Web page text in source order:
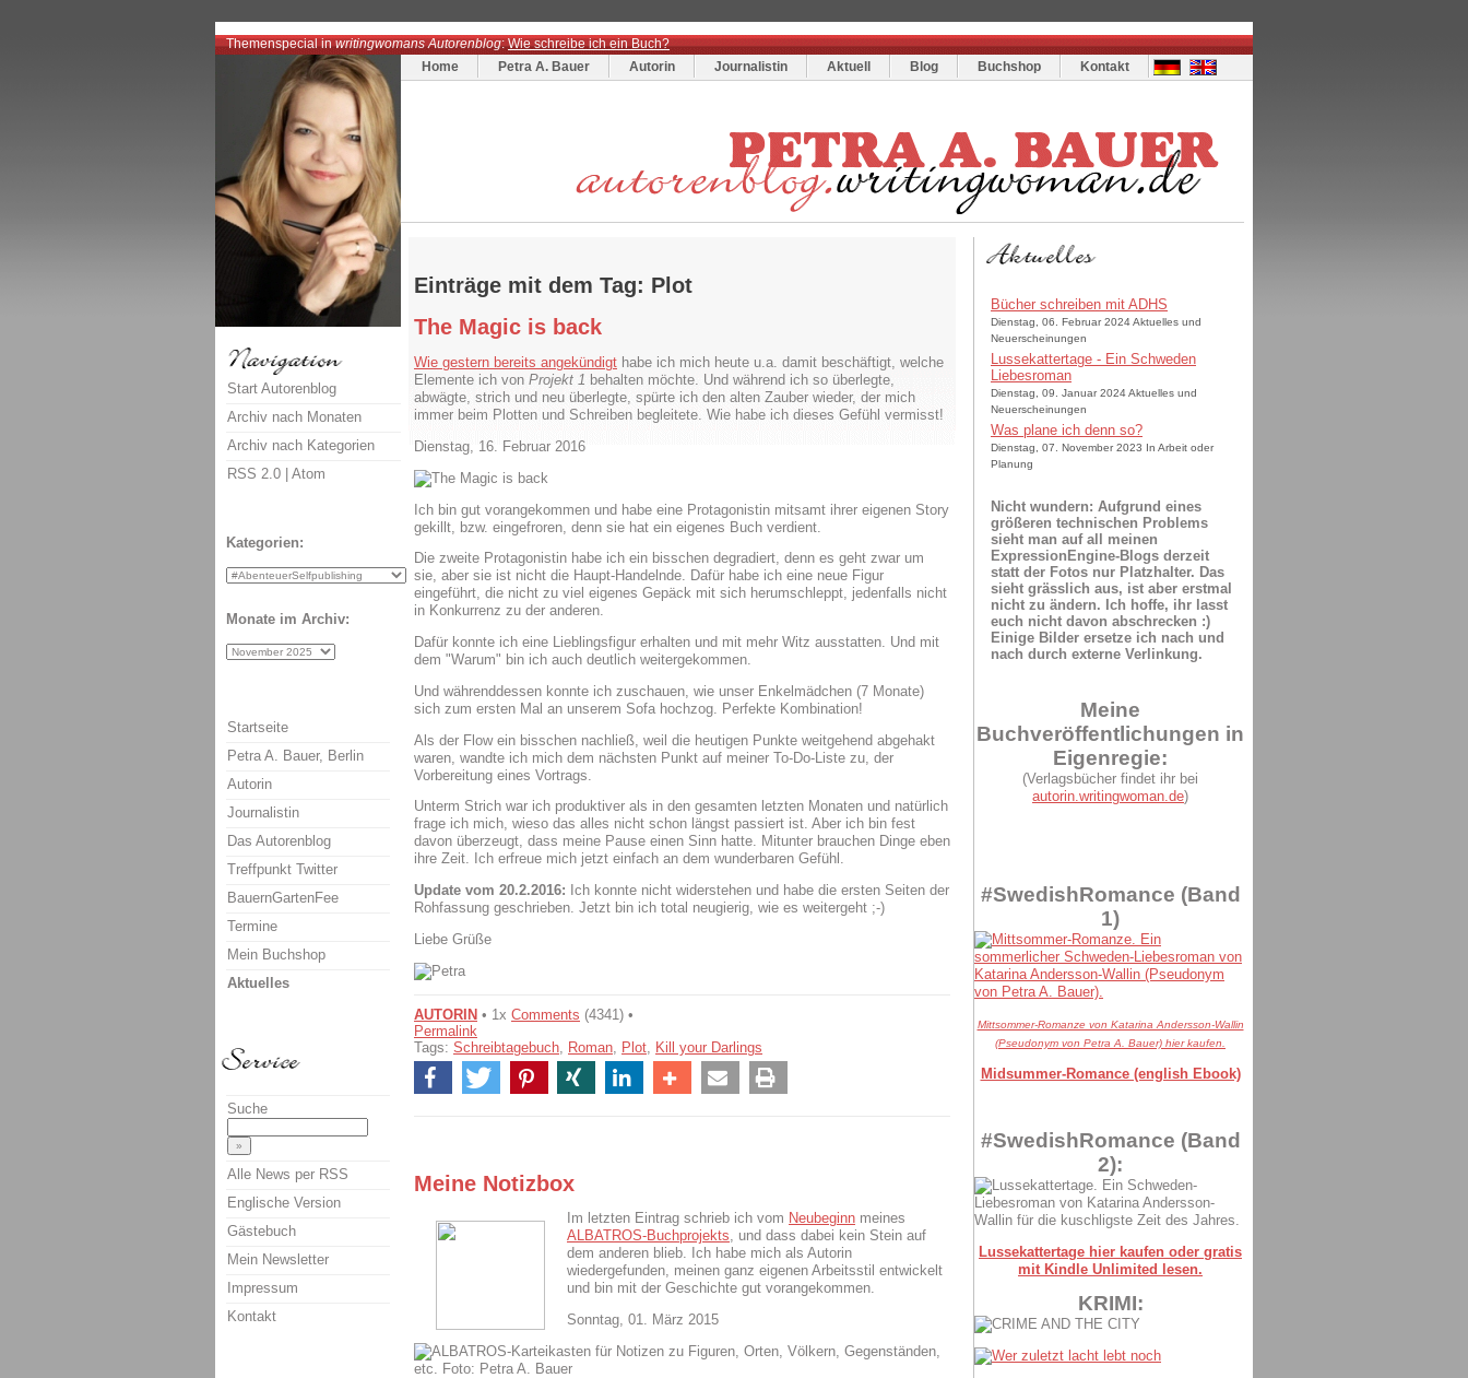
Themenspecial inwritingwomans Autorenblog:Wie schreibe ich ein Buch?
Home
Petra A. Bauer Autorin Journalistin Aktuell Blog Buchshop Kontakt
Einträge mit dem Tag: Plot
The Magic is back
Wie gestern bereits angekündigt habe ich mich heute u.a. damit beschäftigt, welche
Elemente ich von Projekt 1 behalten möchte. Und während ich so überlegte,
abwägte, strich und neu überlegte, spürte ich den alten Zauber wieder, der mich
immer beim Plotten und Schreiben begleitete. Wie habe ich dieses Gefühl vermisst!
Dienstag, 16. Februar 2016
Ich bin gut vorangekommen und habe eine Protagonistin mitsamt ihrer eigenen Story
gekillt, bzw. eingefroren, denn sie hat ein eigenes Buch verdient.
Die zweite Protagonistin habe ich ein bisschen degradiert, denn es geht zwar um
sie, aber sie ist nicht die Haupt-Handelnde. Dafür habe ich eine neue Figur
eingeführt, die nicht zu viel eigenes Gepäck mit sich herumschleppt, jedenfalls nicht
in Konkurrenz zu der anderen.
Dafür konnte ich eine Lieblingsfigur erhalten und mit mehr Witz ausstatten. Und mit
dem "Warum" bin ich auch deutlich weitergekommen.
Und währenddessen konnte ich zuschauen, wie unser Enkelmädchen (7 Monate)
sich zum ersten Mal an unserem Sofa hochzog. Perfekte Kombination!
Als der Flow ein bisschen nachließ, weil die heutigen Punkte weitgehend abgehakt
waren, wandte ich mich dem nächsten Punkt auf meiner To-Do-Liste zu, der
Vorbereitung eines Vortrags.
Unterm Strich war ich produktiver als in den gesamten letzten Monaten und natürlich
frage ich mich, wieso das alles nicht schon längst passiert ist. Aber ich bin fest
davon überzeugt, dass meine Pause einen Sinn hatte. Mitunter brauchen Dinge eben
ihre Zeit. Ich erfreue mich jetzt einfach an dem wunderbaren Gefühl.
Update vom 20.2.2016: Ich konnte nicht widerstehen und habe die ersten Seiten der
Rohfassung geschrieben. Jetzt bin ich total neugierig, wie es weitergeht ;-)
Liebe Grüße
AUTORIN • 1x Comments (4341) •
Permalink
Tags: Schreibtagebuch Roman Plot Kill your Darlings
Meine Notizbox
Im letzten Eintrag schrieb ich vom Neubeginn meines
ALBATROS-Buchprojekts, und dass dabei kein Stein auf
dem anderen blieb. Ich habe mich als Autorin
wiedergefunden, meinen ganz eigenen Arbeitsstil entwickelt
und bin mit der Geschichte gut vorangekommen.
Sonntag, 01. März 2015
Bücher schreiben mit ADHS
Dienstag, 06. Februar 2024 Aktuelles und
Neuerscheinungen
Lussekattertage - Ein Schweden
Liebesroman
Dienstag, 09. Januar 2024 Aktuelles und
Neuerscheinungen
Was plane ich denn so?
Dienstag, 07. November 2023 In Arbeit oder
Planung
Nicht wundern: Aufgrund eines
größeren technischen Problems
sieht man auf all meinen
ExpressionEngine-Blogs derzeit
statt der Fotos nur Platzhalter. Das
sieht grässlich aus, ist aber erstmal
nicht zu ändern. Ich hoffe, ihr lasst
euch nicht davon abschrecken :)
Einige Bilder ersetze ich nach und
nach durch externe Verlinkung.
Meine
Buchveröffentlichungen in
Eigenregie:
(Verlagsbücher findet ihr bei
autorin.writingwoman.de)
#SwedishRomance (Band
1)
Mittsommer-Romanze von Katarina Andersson-Wallin
(Pseudonym von Petra A. Bauer) hier kaufen.
Midsummer-Romance (english Ebook)
#SwedishRomance (Band
2):
Lussekattertage hier kaufen oder gratis
mit Kindle Unlimited lesen.
KRIMI:
Start Autorenblog
Archiv nach Monaten
Archiv nach Kategorien
RSS 2.0 | Atom
Kategorien:
Monate im Archiv:
Startseite
Petra A. Bauer, Berlin
Autorin
Journalistin
Das Autorenblog
Treffpunkt Twitter
BauernGartenFee
Termine
Mein Buchshop
Aktuelles
Suche
Alle News per RSS
Englische Version
Gästebuch
Mein Newsletter
Impressum
Kontakt